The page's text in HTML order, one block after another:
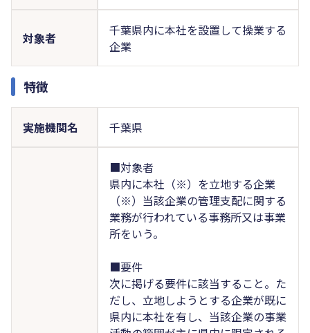
対象者
千葉県内に本社を設置して操業する
企業
特徴
実施機関名 千葉県
■対象者
県内に本社（※）を立地する企業
（※）当該企業の管理支配に関する
業務が行われている事務所又は事業
所をいう。
■要件
次に掲げる要件に該当すること。た
だし、立地しようとする企業が既に
県内に本社を有し、当該企業の事業